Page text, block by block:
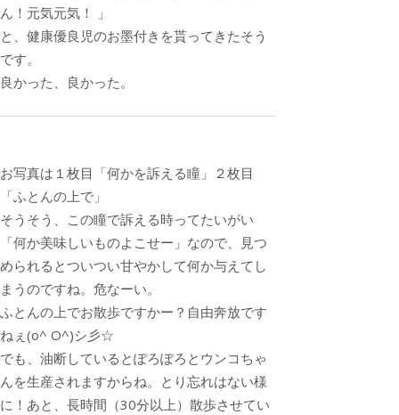
ん！元気元気！ 」
と、健康優良児のお墨付きを貰ってきたそう
です。
良かった、良かった。
お写真は１枚目「何かを訴える瞳」２枚目
「ふとんの上で」
そうそう、この瞳で訴える時ってたいがい
「何か美味しいものよこせー」なので、見つ
められるとついつい甘やかして何か与えてし
まうのですね。危なーい。
ふとんの上でお散歩ですかー？自由奔放です
ねぇ(o^ O^)シ彡☆
でも、油断しているとぽろぽろとウンコちゃ
んを生産されますからね。とり忘れはない様
に！あと、長時間（30分以上）散歩させてい